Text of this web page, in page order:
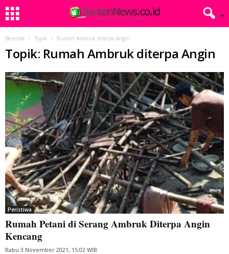
Beranda Topik Rumah Ambruk diterpa Angin
Topik: Rumah Ambruk diterpa Angin
Peristiwa
Rumah Petani di Serang Ambruk Diterpa Angin
Kencang
Rabu 3 November 2021, 15:02 WIB